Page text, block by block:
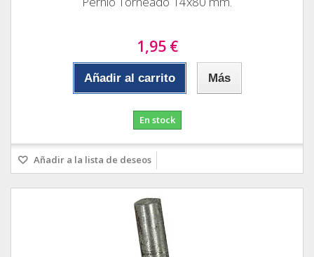
1,95 €
Añadir al carrito Más
En stock
Añadir a la lista de deseos